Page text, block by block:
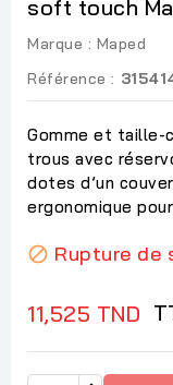
soft touch
Marque : Maped
Référence :
Gomme et taille-
trous avec
dotes d’un
ergonomique
 Rupture de
11,525 TND